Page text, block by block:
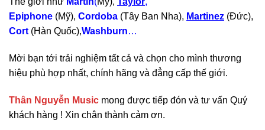
Epiphone (Mỹ), Cordoba (Tây Ban Nha), Martinez (Đức),
Cort (Hàn Quốc),Washburn…
Mời bạn tới trải nghiệm tất cả và chọn cho mình thương
hiệu phù hợp nhất, chính hãng và đẳng cấp thế giới.
Thân Nguyễn Music mong được tiếp đón và tư vấn Quý
khách hàng ! Xin chân thành cảm ơn.